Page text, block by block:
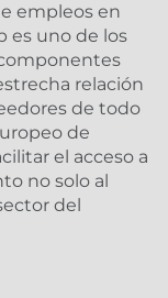
empleos en
es uno de los
relación
de todo
de
el acceso a
no solo al
del